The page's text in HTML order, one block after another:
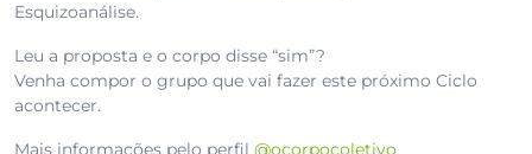
Esquizoanálise.
Leu a proposta e o corpo disse “sim”?
Venha compor o grupo que vai fazer este próximo Ciclo
acontecer.
Mais informações pelo perfil @ocorpocoletivo